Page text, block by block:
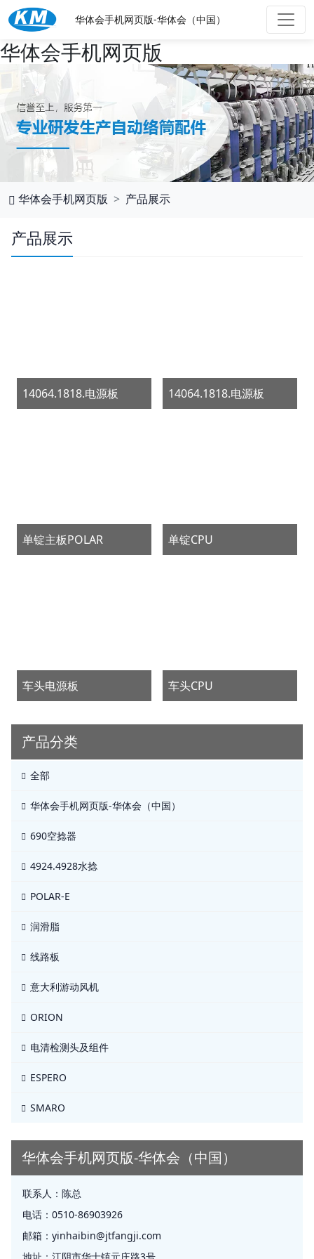
华体会手机网页版
华体会手机网页版-华体会（中国）
华体会手机网页版 产品展示
产品展示
14064.1818.电源板 14064.1818.电源板
单锭主板POLAR 单锭CPU
车头电源板 车头CPU
产品分类
全部
华体会手机网页版-华体会（中国）
690空捻器
4924.4928水捻
POLAR-E
润滑脂
线路板
意大利游动风机
ORION
电清检测头及组件
ESPERO
SMARO
华体会手机网页版-华体会（中国）
联系人： 陈总
电话： 0510-86903926
邮箱： yinhaibin@jtfangji.com